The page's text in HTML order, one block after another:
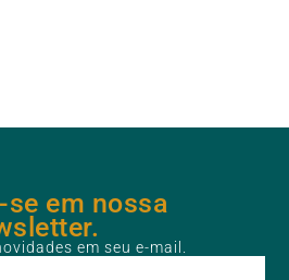
se em nossa
em seu e-mail.